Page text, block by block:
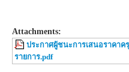
Attachments:
ประกาศผู้ชนะการเสนอราคา
รายการ.pdf